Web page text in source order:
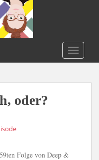
oder?
Folge von Deep &